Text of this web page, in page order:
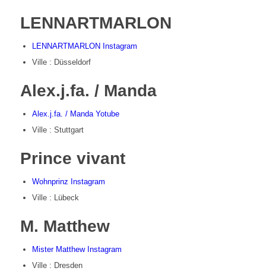
LENNARTMARLON
LENNARTMARLON Instagram
Ville : Düsseldorf
Alex.j.fa. / Manda
Alex.j.fa. / Manda Yotube
Ville : Stuttgart
Prince vivant
Wohnprinz Instagram
Ville : Lübeck
M. Matthew
Mister Matthew Instagram
Ville : Dresden